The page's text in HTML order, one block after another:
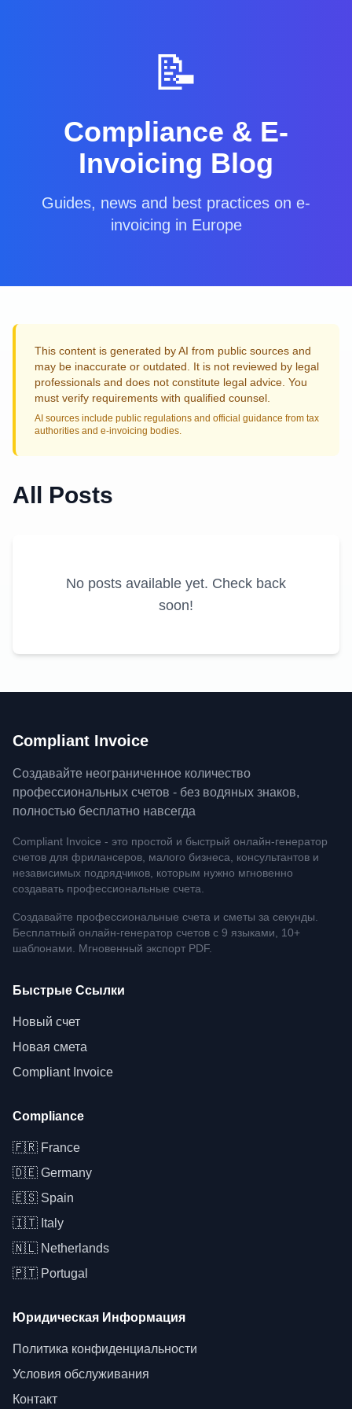
📝
Compliance & E-
Invoicing Blog
Guides, news and best practices on e-
invoicing in Europe
This content is generated by AI from public sources and
may be inaccurate or outdated. It is not reviewed by legal
professionals and does not constitute legal advice. You
must verify requirements with qualified counsel.
AI sources include public regulations and official guidance from tax
authorities and e-invoicing bodies.
All Posts
No posts available yet. Check back
soon!
Compliant Invoice
Создавайте неограниченное количество
профессиональных счетов - без водяных знаков,
полностью бесплатно навсегда
Compliant Invoice - это простой и быстрый онлайн-генератор
счетов для фрилансеров, малого бизнеса, консультантов и
независимых подрядчиков, которым нужно мгновенно
создавать профессиональные счета.
Создавайте профессиональные счета и сметы за секунды.
Бесплатный онлайн-генератор счетов с 9 языками, 10+
шаблонами. Мгновенный экспорт PDF.
Быстрые Ссылки
Новый счет
Новая смета
Compliant Invoice
Compliance
🇫🇷 France
🇩🇪 Germany
🇪🇸 Spain
🇮🇹 Italy
🇳🇱 Netherlands
🇵🇹 Portugal
Юридическая Информация
Политика конфиденциальности
Условия обслуживания
Контакт